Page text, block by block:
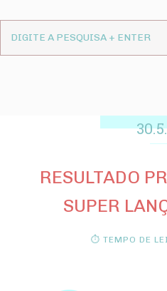
RESULTADO
SUPER
⏱ TEMPO DE